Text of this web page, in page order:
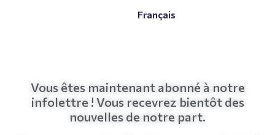
Français
Vous êtes maintenant abonné à notre
infolettre ! Vous recevrez bientôt des
nouvelles de notre part.